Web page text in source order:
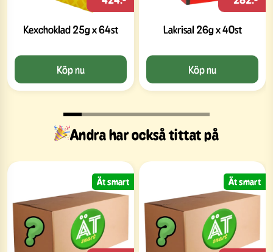
Kexchoklad 25g x 64st
Köp nu
Lakrisal 26g x 40st
Köp nu
Andra har också tittat på
Ät smart Ät smart